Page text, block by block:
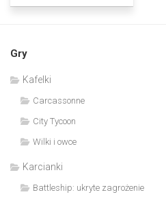
Gry
Kafelki
Carcassonne
City Tycoon
Wilki i owce
Karcianki
Battleship: ukryte zagrożenie